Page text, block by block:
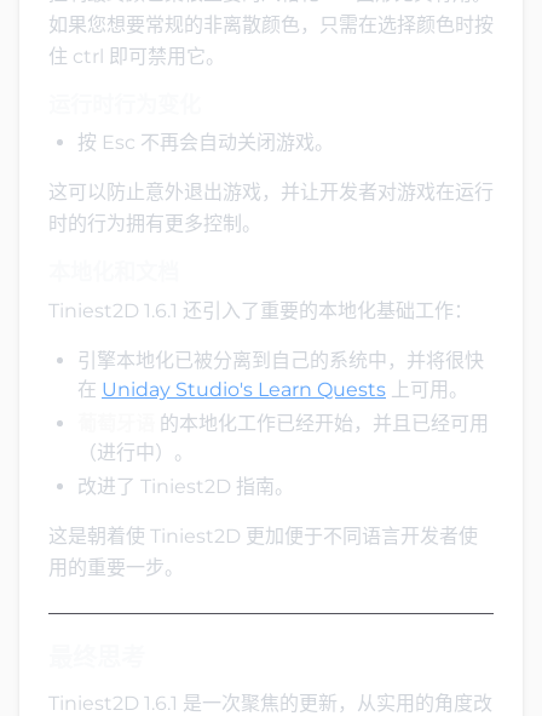
如果您想要常规的非离散颜色，只需在选择颜色时按
住 ctrl 即可禁用它。
按 Esc 不再会自动关闭游戏。
这可以防止意外退出游戏，并让开发者对游戏在运行
时的行为拥有更多控制。
Tiniest2D 1.6.1 还引入了重要的本地化基础工作：
引擎本地化已被分离到自己的系统中，并将很快
在 Uniday Studio's Learn Quests 上可用。
的本地化工作已经开始，并且已经可用
（进行中）。
改进了 Tiniest2D 指南。
这是朝着使 Tiniest2D 更加便于不同语言开发者使
用的重要一步。
Tiniest2D 1.6.1 是一次聚焦的更新，从实用的角度改